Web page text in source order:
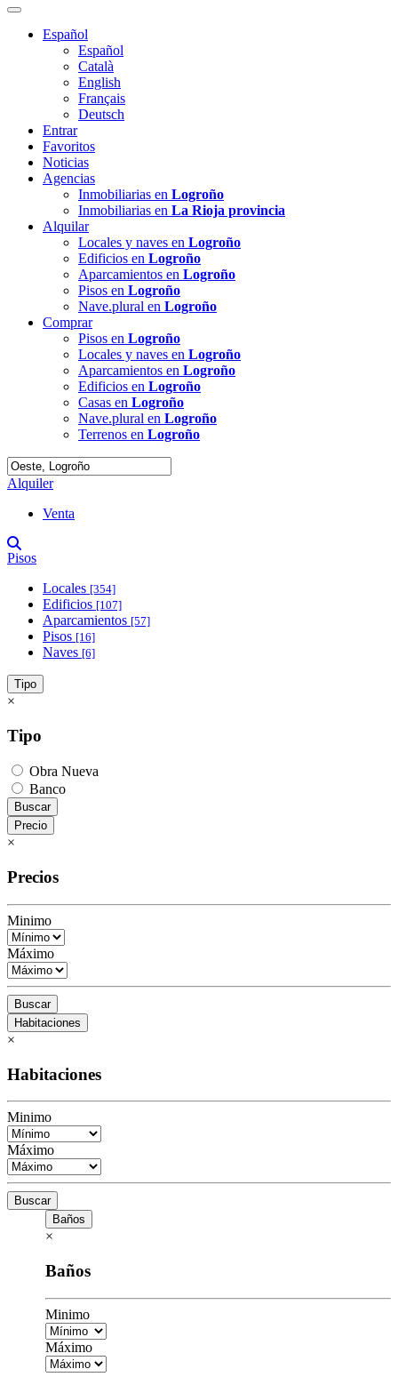
Español
Español
Català
English
Français
Deutsch
Entrar
Favoritos
Noticias
Agencias
Inmobiliarias en Logroño
Inmobiliarias en La Rioja provincia
Alquilar
Locales y naves en Logroño
Edificios en Logroño
Aparcamientos en Logroño
Pisos en Logroño
Nave.plural en Logroño
Comprar
Pisos en Logroño
Locales y naves en Logroño
Aparcamientos en Logroño
Edificios en Logroño
Casas en Logroño
Nave.plural en Logroño
Terrenos en Logroño
Alquiler
Venta
Pisos
Locales [354]
Edificios [107]
Aparcamientos [57]
Pisos [16]
Naves [6]
Tipo
×
Tipo
Obra Nueva
Banco
Buscar
Precio
×
Precios
Minimo
Máximo
Buscar
Habitaciones
×
Habitaciones
Minimo
Máximo
Buscar
Baños
×
Baños
Minimo
Máximo